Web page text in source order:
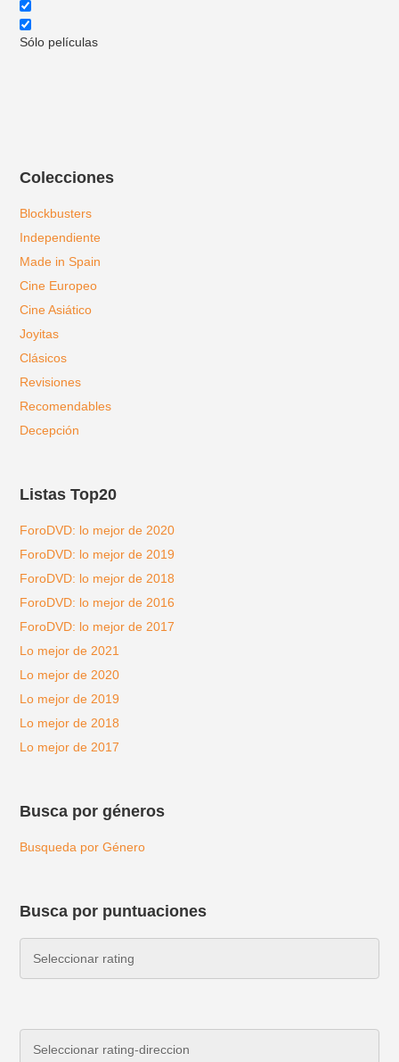
Sólo películas
Colecciones
Blockbusters
Independiente
Made in Spain
Cine Europeo
Cine Asiático
Joyitas
Clásicos
Revisiones
Recomendables
Decepción
Listas Top20
ForoDVD: lo mejor de 2020
ForoDVD: lo mejor de 2019
ForoDVD: lo mejor de 2018
ForoDVD: lo mejor de 2016
ForoDVD: lo mejor de 2017
Lo mejor de 2021
Lo mejor de 2020
Lo mejor de 2019
Lo mejor de 2018
Lo mejor de 2017
Busca por géneros
Busqueda por Género
Busca por puntuaciones